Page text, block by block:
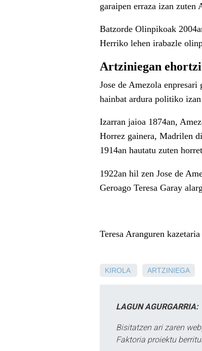
garaipen erraza izan zuten
Batzorde Olinpikoak
Herriko lehen irabazle
Artziniegan
Jose de Amezola
hainbat ardura politiko
Izarran jaioa 1874an,
Horrez gainera, Madrilen
1914an hautatu zuten
1922an hil zen Jose de
Geroago Teresa Garay
Teresa Aranguren
KIROLA ARTZINIEGA
LAGUN AGURGARRIA:
Bisitatzen ari zaren
Faktoria proiektu